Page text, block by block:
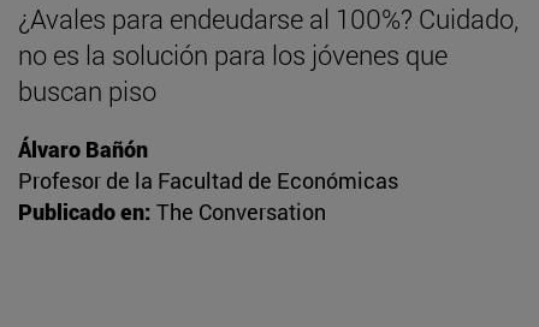
¿Avales para endeudarse al 100%? Cuidado,
no es la solución para los jóvenes que
buscan piso
Álvaro Bañón
Profesor de la Facultad de Económicas
Publicado en: The Conversation